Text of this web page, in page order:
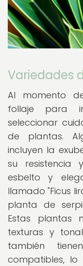
Variedades
Al momento
follaje para
seleccionar
de plantas.
incluyen la
su resistencia
esbelto y
llamado "Ficus
planta de
Estas plantas
texturas y
también
compatibles,